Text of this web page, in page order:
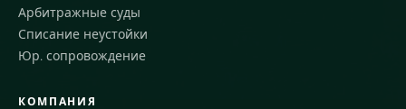
Арбитражные суды
Списание неустойки
Юр. сопровождение
КОМПАНИЯ